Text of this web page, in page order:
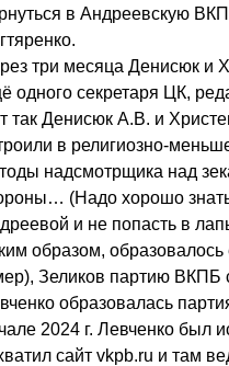
в Андреевскую
три месяца Денисюк и
одного секретаря ЦК,
так Денисюк А.В. и
в религиозно-
надсмотрщика над
(Надо хорошо
и не попасть в
образом,
Зеликов партию ВКПБ
образовалась
2024 г. Левченко был
сайт vkpb.ru и там